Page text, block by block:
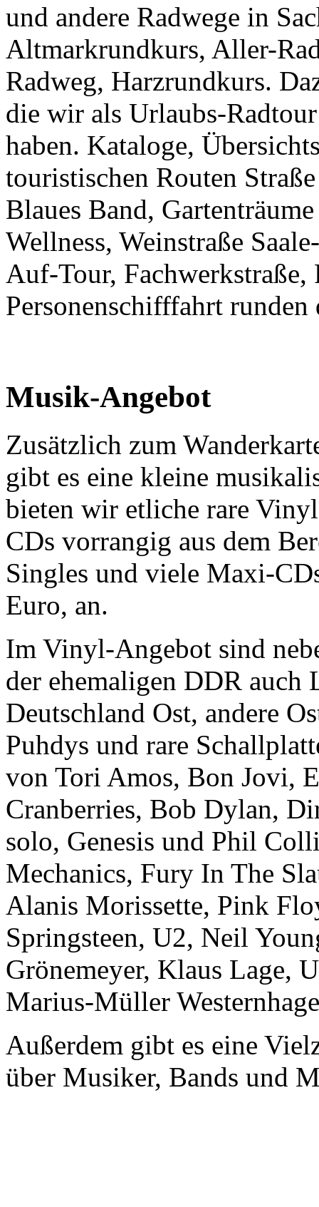
und andere Radwege in
Altmarkrundkurs, Aller-
Radweg, Harzrundkurs.
die wir als Urlaubs-
haben. Kataloge,
touristischen Routen
Blaues Band,
Wellness, Weinstraße
Auf-Tour,
Personenschifffahrt runden
Musik-Angebot
Zusätzlich zum
gibt es eine kleine
bieten wir etliche rare
CDs vorrangig aus dem
Singles und viele Maxi-
Euro, an.
Im Vinyl-Angebot sind
der ehemaligen DDR auch
Deutschland Ost, andere
Puhdys und rare
von Tori Amos, Bon Jovi,
Cranberries, Bob Dylan,
solo, Genesis und Phil
Mechanics, Fury In The
Alanis Morissette, Pink
Springsteen, U2, Neil
Grönemeyer, Klaus Lage,
Marius-Müller
Außerdem gibt es eine
über Musiker, Bands und